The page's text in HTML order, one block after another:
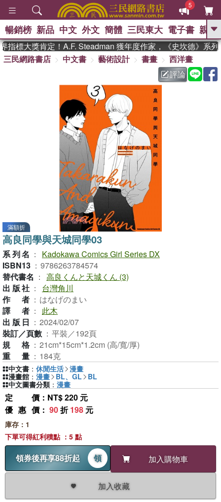
5
GO
熱搜： 東野圭吾 、 高希均教授回憶錄
父親節 、 如果歷
暑期推薦 、 國際布克
獎 臺灣漫遊錄
方念華
登輝時代
、 數學女孩：黎曼猜想
偉大的迷走神經
暢銷榜 新品 中文 外文 簡體 三民東大 電子書 親子
標大獎肯定！A.F. Steadman 獲年度作家，《史坎德》系列
三民網路書店
中文書 藝術設計 書畫
西洋畫
評論
滿額折
高良同學與天城同學03
系列名 ：
Kadokawa Comics Girl Series DX
ISBN13 ： 9786263784574
替代書名 ： 高良くんと天城くん (3)
出版社 ：
台灣角川
作者 ： はなげのまい
譯者 ：
此木
出版日 ： 2024/02/07
裝訂／頁數 ： 平裝／192頁
規格 ： 21cm*15cm*1.2cm (高/寬/厚)
重量 ： 184克
定價 ：NT$ 220 元
優惠價 ： 90折198 元
領券後再享88折起 領 加入購物車
加入收藏
庫存：1
下單可得紅利積點 ：5 點
中文書 ： 休閒生活 漫畫
漫畫館 ： 漫畫 BL、GL
BL
中文圖書分類 ： 漫畫